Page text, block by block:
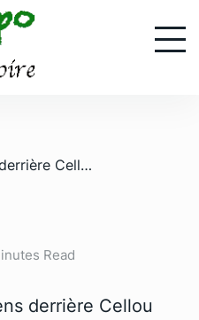
/ Des milliers de Guinéens derrière Cellou Dalein Diallo
Read
derrière Cellou